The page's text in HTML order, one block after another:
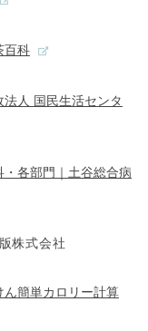
百科
人 国民生活センタ
各部門｜土谷総合病
株式会社
簡単カロリー計算